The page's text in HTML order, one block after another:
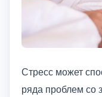
Стресс может
ряда проблем со